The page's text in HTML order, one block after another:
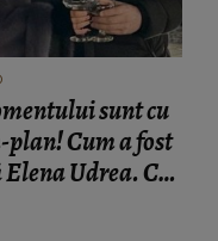
sunt cu
Cum a fost
Udrea. Cu